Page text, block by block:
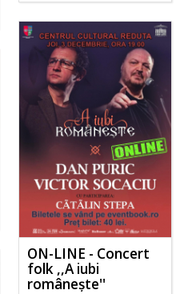
ON-LINE - Concert
folk ,,A iubi
românește''